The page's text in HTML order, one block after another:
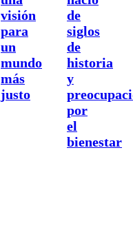
visión
para
un
mundo
más
justo
de
siglos
de
historia
y
por
el
bienestar